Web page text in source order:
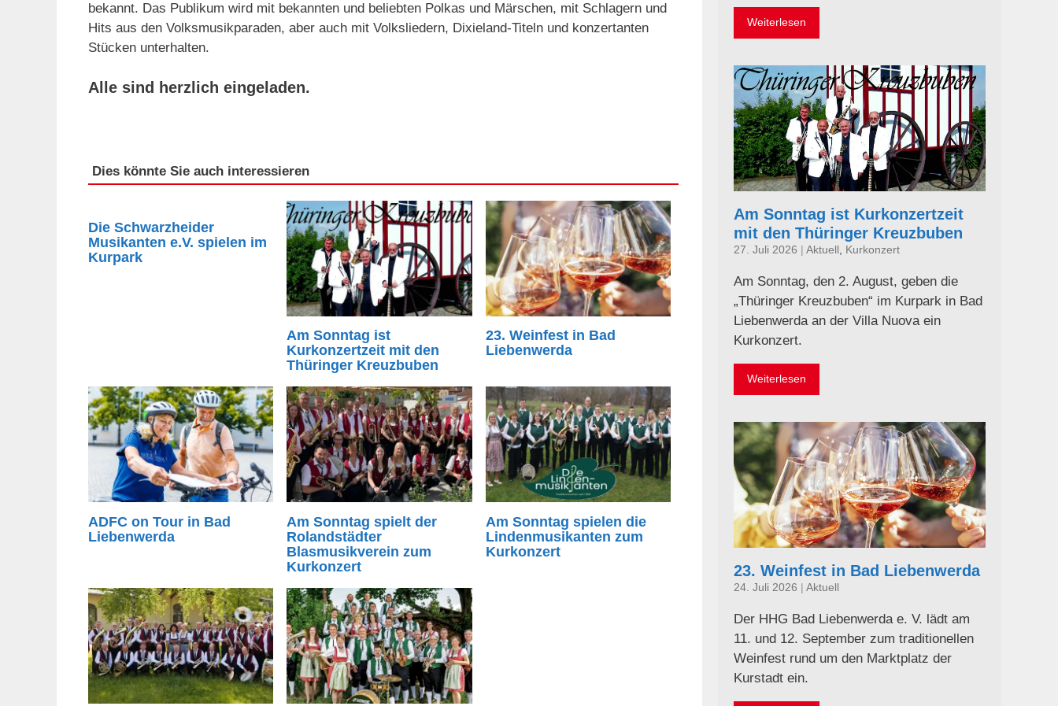
bekannt. Das Publikum wird mit bekannten und beliebten Polkas und Märschen, mit Schlagern und
Hits aus den Volksmusikparaden, aber auch mit Volksliedern, Dixieland-Titeln und konzertanten
Stücken unterhalten.
Alle sind herzlich eingeladen.
Dies könnte Sie auch interessieren
Die Schwarzheider
Musikanten e.V. spielen im
Kurpark
Am Sonntag ist
Kurkonzertzeit mit den
Thüringer Kreuzbuben
23. Weinfest in Bad
Liebenwerda
ADFC on Tour in Bad
Liebenwerda
Am Sonntag spielt der
Rolandstädter
Blasmusikverein zum
Kurkonzert
Am Sonntag spielen die
Lindenmusikanten zum
Kurkonzert
Weiterlesen
Am Sonntag ist Kurkonzertzeit
mit den Thüringer Kreuzbuben
27. Juli 2026 Aktuell Kurkonzert
Am Sonntag, den 2. August, geben die
„Thüringer Kreuzbuben“ im Kurpark in Bad
Liebenwerda an der Villa Nuova ein
Kurkonzert.
Weiterlesen
23. Weinfest in Bad Liebenwerda
24. Juli 2026 Aktuell
Der HHG Bad Liebenwerda e. V. lädt am
11. und 12. September zum traditionellen
Weinfest rund um den Marktplatz der
Kurstadt ein.